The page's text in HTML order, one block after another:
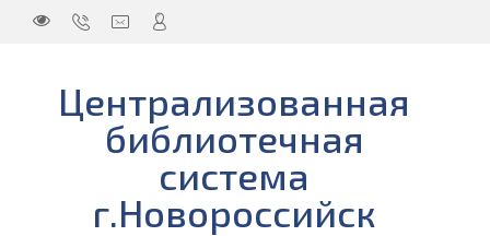
Централизованная
библиотечная
система
г.Новороссийск